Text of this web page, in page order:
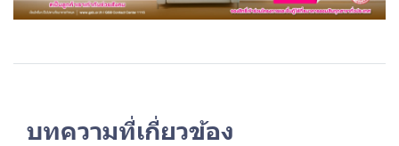
บทความที่เกี่ยวข้อง